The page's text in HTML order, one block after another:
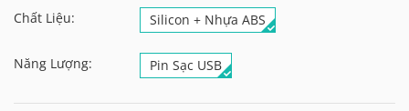
Chất Liệu: Silicon + Nhựa ABS
Năng Lượng: Pin Sạc USB